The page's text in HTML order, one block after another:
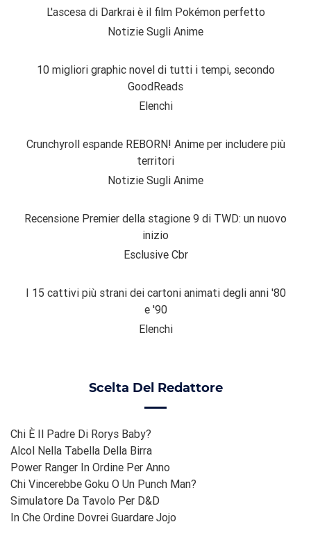
L'ascesa di Darkrai è il film Pokémon perfetto
Notizie Sugli Anime
10 migliori graphic novel di tutti i tempi, secondo
GoodReads
Elenchi
Crunchyroll espande REBORN! Anime per includere più
territori
Notizie Sugli Anime
Recensione Premier della stagione 9 di TWD: un nuovo
inizio
Esclusive Cbr
I 15 cattivi più strani dei cartoni animati degli anni '80
e '90
Elenchi
Scelta Del Redattore
Chi È Il Padre Di Rorys Baby?
Alcol Nella Tabella Della Birra
Power Ranger In Ordine Per Anno
Chi Vincerebbe Goku O Un Punch Man?
Simulatore Da Tavolo Per D&d
In Che Ordine Dovrei Guardare Jojo